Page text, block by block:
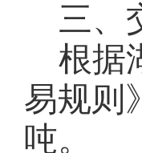
三、
根据
易规则
吨。